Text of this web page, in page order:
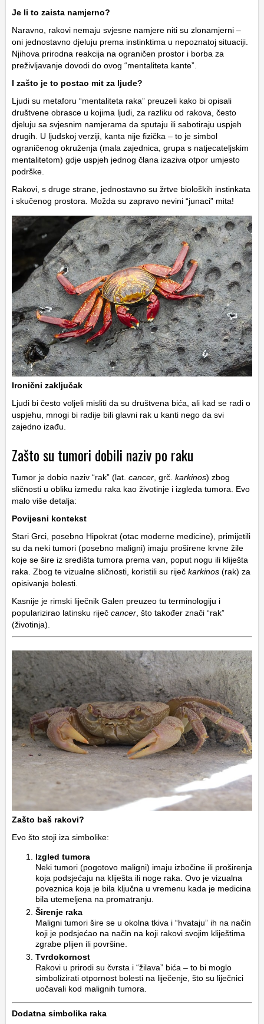
Je li to zaista namjerno?
Naravno, rakovi nemaju svjesne namjere niti su zlonamjerni –
oni jednostavno djeluju prema instinktima u nepoznatoj situaciji.
Njihova prirodna reakcija na ograničen prostor i borba za
preživljavanje dovodi do ovog “mentaliteta kante”.
I zašto je to postao mit za ljude?
Ljudi su metaforu “mentaliteta raka” preuzeli kako bi opisali
društvene obrasce u kojima ljudi, za razliku od rakova, često
djeluju sa svjesnim namjerama da sputaju ili sabotiraju uspjeh
drugih. U ljudskoj verziji, kanta nije fizička – to je simbol
ograničenog okruženja (mala zajednica, grupa s natjecateljskim
mentalitetom) gdje uspjeh jednog člana izaziva otpor umjesto
podrške.
Rakovi, s druge strane, jednostavno su žrtve bioloških instinkata
i skučenog prostora. Možda su zapravo nevini “junaci” mita!
Ironični zaključak
Ljudi bi često voljeli misliti da su društvena bića, ali kad se radi o
uspjehu, mnogi bi radije bili glavni rak u kanti nego da svi
zajedno izađu.
Zašto su tumori dobili naziv po raku
Tumor je dobio naziv “rak” (lat. cancer , grč. karkinos) zbog
sličnosti u obliku između raka kao životinje i izgleda tumora. Evo
malo više detalja:
Povijesni kontekst
Stari Grci, posebno Hipokrat (otac moderne medicine), primijetili
su da neki tumori (posebno maligni) imaju proširene krvne žile
koje se šire iz središta tumora prema van, poput nogu ili kliješta
raka. Zbog te vizualne sličnosti, koristili su riječ karkinos (rak) za
opisivanje bolesti.
Kasnije je rimski liječnik Galen preuzeo tu terminologiju i
popularizirao latinsku riječ cancer , što također znači “rak”
(životinja).
Zašto baš rakovi?
Evo što stoji iza simbolike:
Izgled tumora
Neki tumori (pogotovo maligni) imaju izbočine ili proširenja
koja podsjećaju na kliješta ili noge raka. Ovo je vizualna
poveznica koja je bila ključna u vremenu kada je medicina
bila utemeljena na promatranju.
Širenje raka
Maligni tumori šire se u okolna tkiva i “hvataju” ih na način
koji je podsjećao na način na koji rakovi svojim kliještima
zgrabe plijen ili površine.
Tvrdokornost
Rakovi u prirodi su čvrsta i “žilava” bića – to bi moglo
simbolizirati otpornost bolesti na liječenje, što su liječnici
uočavali kod malignih tumora.
Dodatna simbolika raka